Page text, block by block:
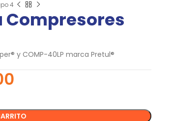
4
Compresores
y COMP-40LP marca Pretul®